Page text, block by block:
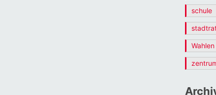
schule
Wahlen